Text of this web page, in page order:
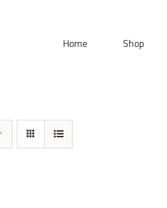
Home Shop